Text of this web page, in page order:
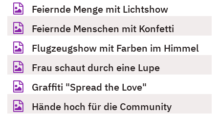
Feiernde Menge mit Lichtshow
Feiernde Menschen mit Konfetti
Flugzeugshow mit Farben im Himmel
Frau schaut durch eine Lupe
Graffiti "Spread the Love"
Hände hoch für die Community